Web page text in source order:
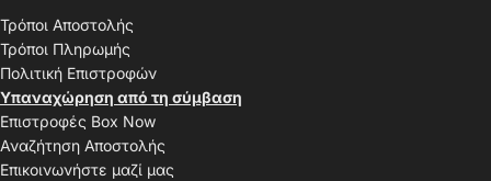
Τρόποι Αποστολής
Τρόποι Πληρωμής
Πολιτική Επιστροφών
Υπαναχώρηση από τη σύμβαση
Επιστροφές Box Now
Αναζήτηση Αποστολής
Επικοινωνήστε μαζί μας